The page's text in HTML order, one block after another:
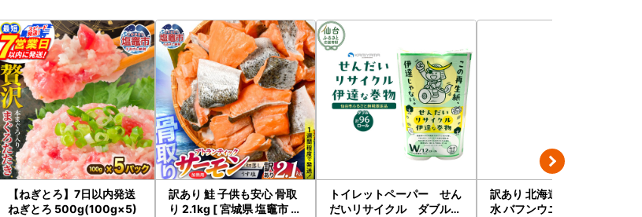
【ねぎとろ】7日以内発送
ねぎとろ 500g(100g×5)
訳あり 鮭 子供も安心 骨取
り 2.1kg [ 宮城県 塩竈市 ]
トイレットペーパー せん
だいリサイクル ダブル9
訳あり 北海道 噴火湾産 塩
水 バフンウニ 100g 2パッ